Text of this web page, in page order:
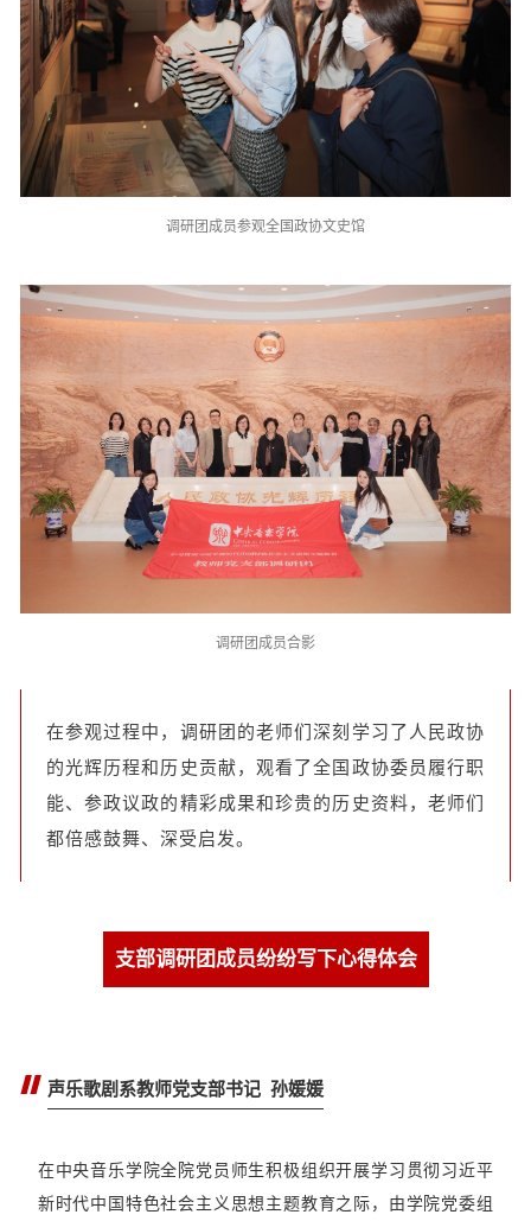
调研团成员参观全国政协文史馆
调研团成员合影
在参观过程中，调研团的老师们深刻学习了人民政协
的光辉历程和历史贡献，观看了全国政协委员履行职
能、参政议政的精彩成果和珍贵的历史资料，老师们
都倍感鼓舞、深受启发。
支部调研团成员纷纷写下心得体会
声乐歌剧系教师党支部书记 孙媛媛
在中央音乐学院全院党员师生积极组织开展学习贯彻习近平
新时代中国特色社会主义思想主题教育之际，由学院党委组